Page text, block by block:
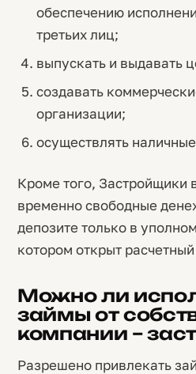
обеспечению
третьих лиц;
выпускать и выдавать
создавать
организации;
осуществлять
Кроме того, Застройщики
временно свободные
депозите только в
котором открыт расчетный
Можно ли
займы от
компании –
Разрешено привлекать